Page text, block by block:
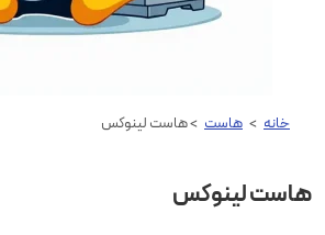
خانه > هاست > هاست لینوکس
هاست لینوکس